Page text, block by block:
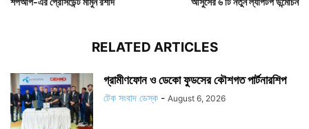
RELATED ARTICLES
গ্রামীণফোন ও ডেকো ফুডসের কৌশগত পার্টনারশিপ
টেক সংবাদ ডেস্ক - August 6, 2026